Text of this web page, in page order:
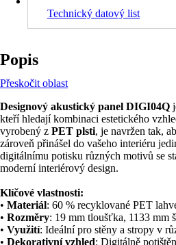
Technický datový list
Popis
Přeskočit oblast
Designový akustický panel DIGI04Q
kteří hledají kombinaci estetického
vyrobený z PET plsti, je navržen tak,
zároveň přinášel do vašeho interiéru
digitálnímu potisku různých motivů se
moderní interiérový design.
Klíčové vlastnosti:
• Materiál: 60 % recyklované PET
• Rozměry: 19 mm tloušťka, 1133 mm
• Využití: Ideální pro stěny a stropy v
• Dekorativní vzhled: Digitálně